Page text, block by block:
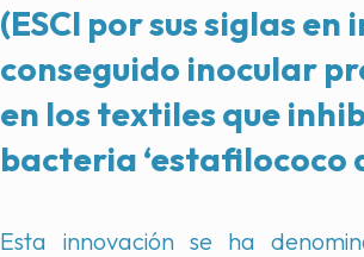
(ESCI por sus siglas en
conseguido inocular
en los textiles que
bacteria ‘estafilococo
Esta innovación se ha